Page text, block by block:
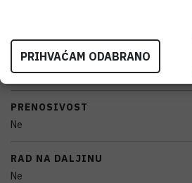
PRINCIP RADA I MJERNA TEHNIKA
fluorescentni spektrofotometar
PRENOSIVOST
Ne
RAD NA DALJINU
Ne
PRIHVAĆAM ODABRANO